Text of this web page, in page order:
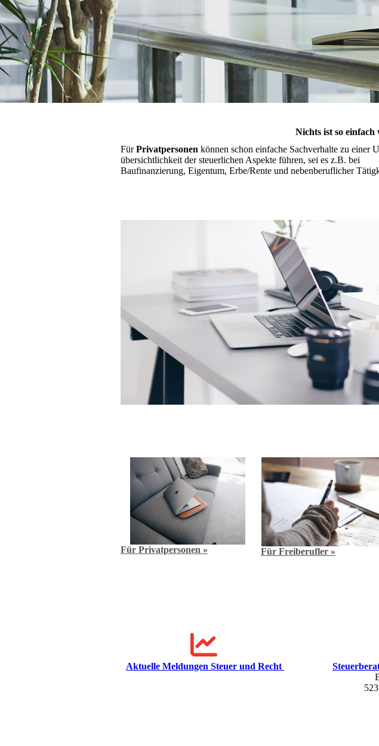
Nichts ist so
FürPrivatpersonen können schon ein­fache Sachverhalte zu einer
über­sichtl­ichkeit der steuerlichen Aspekte führen, sei es z.B. bei
Baufinanzierung, Eigentum, Erbe/Rente und neben­beruf­licher
Für Privatpersonen » Für Freiberufler »
Aktuelle Meldungen Steuer und Recht